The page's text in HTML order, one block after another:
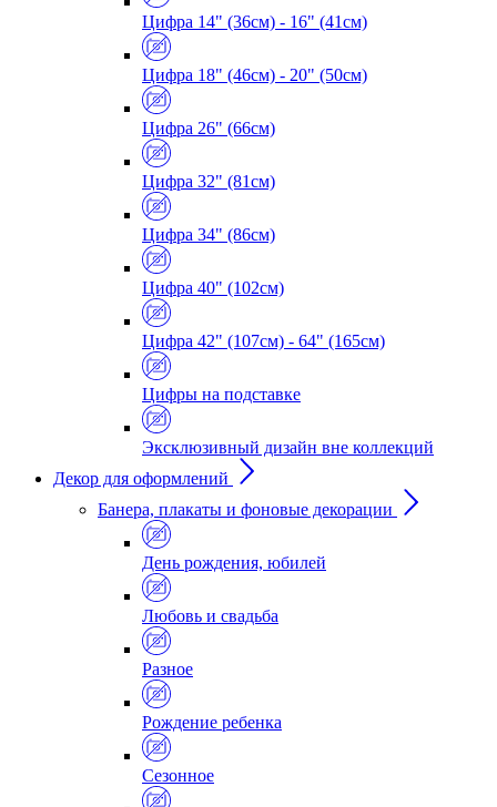
Цифра 14" (36см) - 16" (41см)
Цифра 18" (46см) - 20" (50см)
Цифра 26" (66см)
Цифра 32" (81см)
Цифра 34" (86см)
Цифра 40" (102см)
Цифра 42" (107см) - 64" (165см)
Цифры на подставке
Эксклюзивный дизайн вне коллекций
Декор для оформлений
Банера, плакаты и фоновые декорации
День рождения, юбилей
Любовь и свадьба
Разное
Рождение ребенка
Сезонное